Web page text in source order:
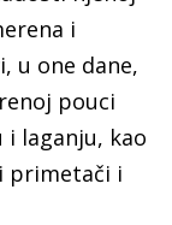
i
u one dane,
pouci
i laganju, kao
primetači i